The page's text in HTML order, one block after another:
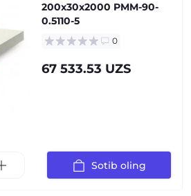
200x30x2000 PMM-90-
0.5110-5
0
67 533.53 UZS
Sotib oling